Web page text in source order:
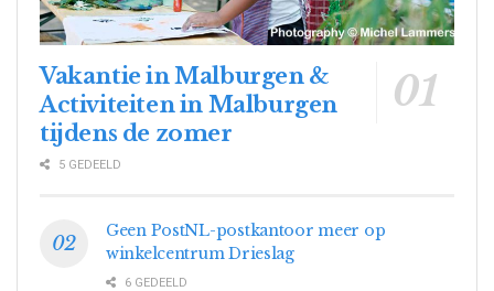
Vakantie in Malburgen &
Activiteiten in Malburgen
tijdens de zomer
5 GEDEELD
Geen PostNL-postkantoor meer op
winkelcentrum Drieslag
6 GEDEELD